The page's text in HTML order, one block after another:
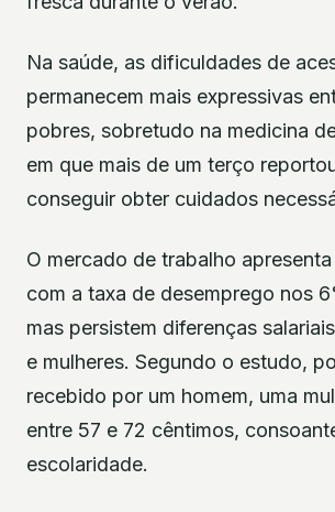
Na saúde, as dificuldades de
permanecem mais expressivas
pobres, sobretudo na medicina
em que mais de um terço
conseguir obter cuidados
O mercado de trabalho
com a taxa de desemprego nos
mas persistem diferenças
e mulheres. Segundo o estudo,
recebido por um homem, uma
entre 57 e 72 cêntimos,
escolaridade.